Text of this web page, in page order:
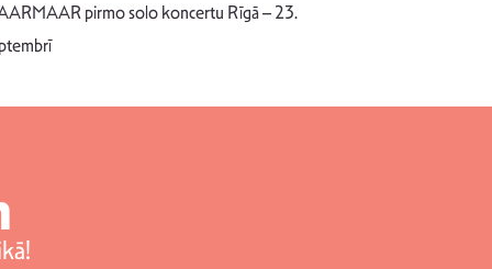
pirmo solo koncertu Rīgā – 23.